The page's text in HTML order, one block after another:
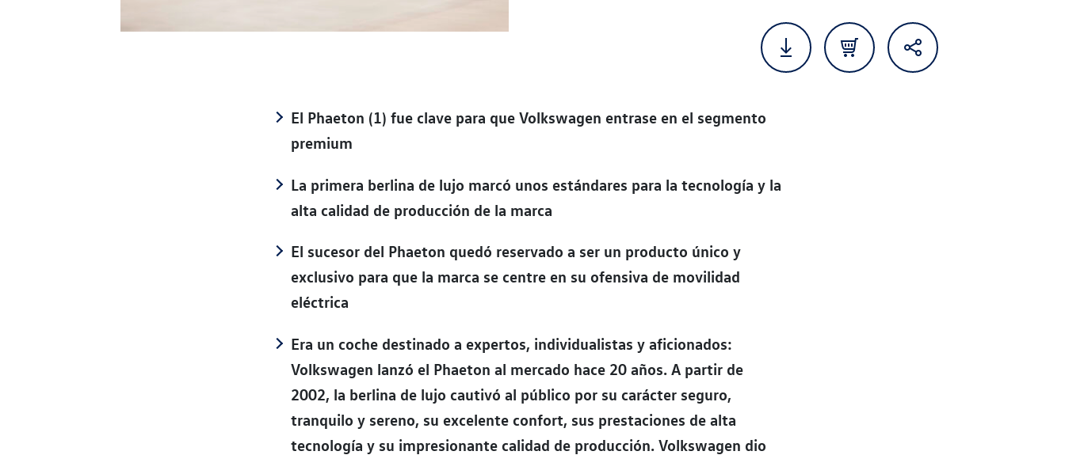
El Phaeton (1) fue clave para que Volkswagen entrase en el segmento
premium
La primera berlina de lujo marcó unos estándares para la tecnología y la
alta calidad de producción de la marca
El sucesor del Phaeton quedó reservado a ser un producto único y
exclusivo para que la marca se centre en su ofensiva de movilidad
eléctrica
Era un coche destinado a expertos, individualistas y aficionados:
Volkswagen lanzó el Phaeton al mercado hace 20 años. A partir de
2002, la berlina de lujo cautivó al público por su carácter seguro,
tranquilo y sereno, su excelente confort, sus prestaciones de alta
tecnología y su impresionante calidad de producción. Volkswagen dio